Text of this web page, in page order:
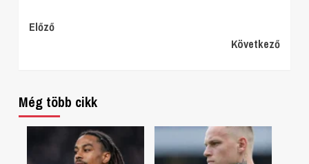
Continue
Előző
Következő
Még több cikk